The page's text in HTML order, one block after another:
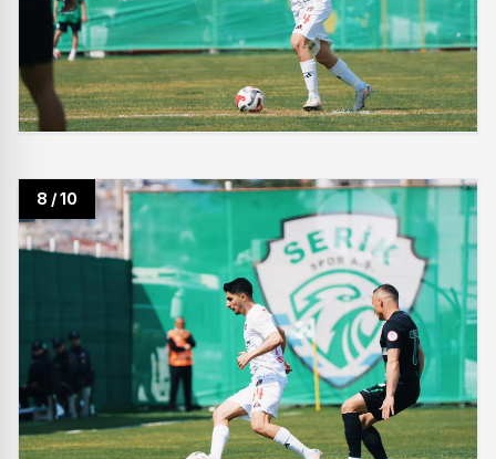
8 / 10